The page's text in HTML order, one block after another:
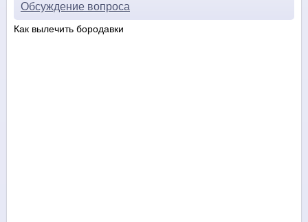
Обсуждение вопроса
Как вылечить бородавки